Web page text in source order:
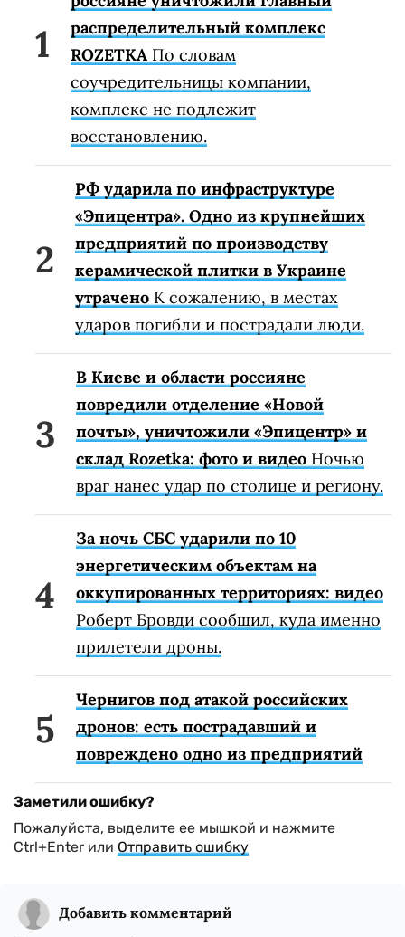
распределительный комплекс
ROZETKA По словам
соучредительницы компании,
комплекс не подлежит
восстановлению.
РФ ударила по инфраструктуре
«Эпицентра». Одно из крупнейших
предприятий по производству
керамической плитки в Украине
утрачено К сожалению, в местах
ударов погибли и пострадали люди.
В Киеве и области россияне
повредили отделение «Новой
почты», уничтожили «Эпицентр» и
склад Rozetka: фото и видео Ночью
враг нанес удар по столице и региону.
За ночь СБС ударили по 10
энергетическим объектам на
оккупированных территориях: видео
Роберт Бровди сообщил, куда именно
прилетели дроны.
Чернигов под атакой российских
дронов: есть пострадавший и
повреждено одно из предприятий
Заметили ошибку?
Пожалуйста, выделите ее мышкой и нажмите
Ctrl+Enter или Отправить ошибку
Добавить комментарий